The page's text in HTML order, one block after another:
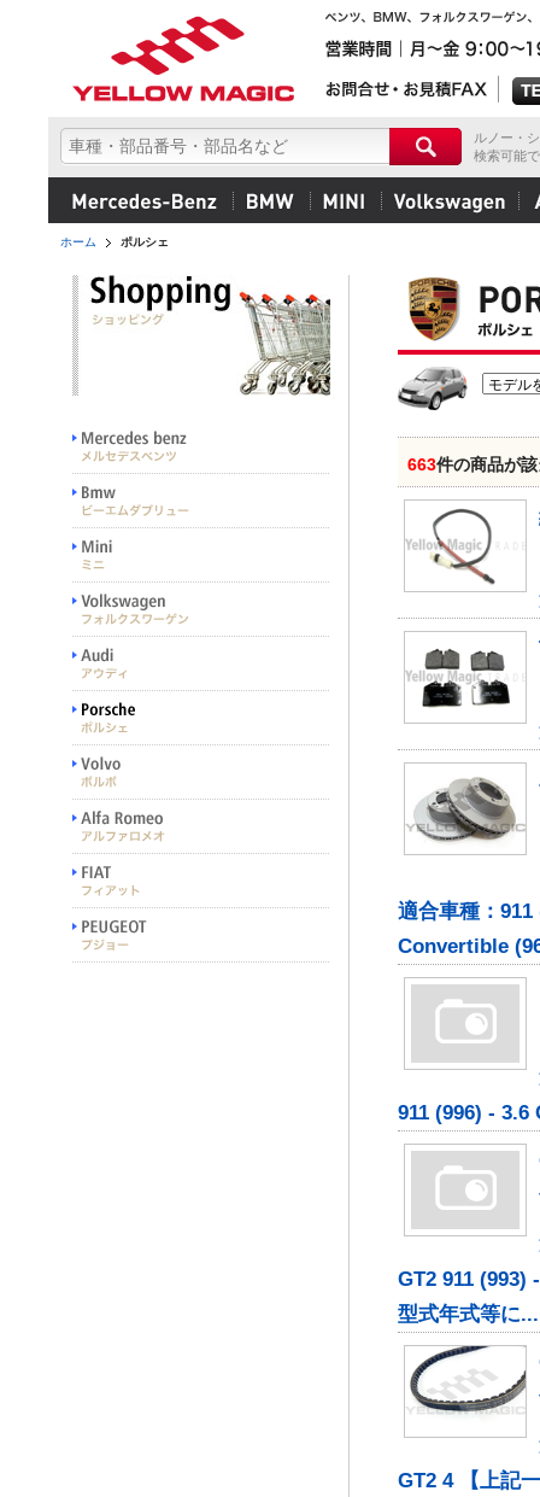
ルノー・
検索可能
ホーム ポルシェ
663件の商品が
適合車種：
Convertible
911 (996) - 3.6
GT2 911 (993)
型式年式等に...
GT2 4 【上記